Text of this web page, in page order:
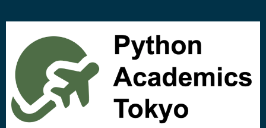
ン
ン
ツ
へ
キ
ッ